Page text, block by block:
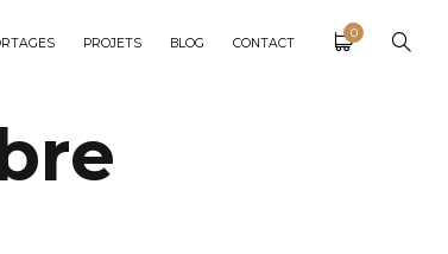
PROJETS BLOG CONTACT
0